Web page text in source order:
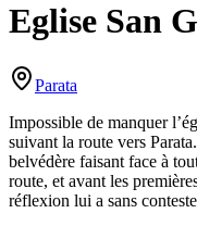
Eglise San
Parata
Impossible de manquer
suivant la route vers
belvédère faisant face à
route, et avant les
réflexion lui a sans